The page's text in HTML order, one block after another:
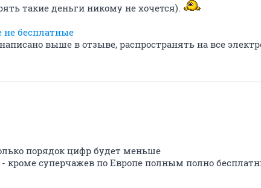
такие деньги никому не хочется).
не бесплатные
выше в отзыве, распространять на все
порядок цифр будет меньше
кроме суперчажев по Европе полным полно